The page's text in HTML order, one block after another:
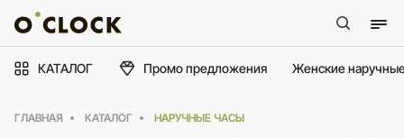
КАТАЛОГ Промо предложения Женские
ГЛАВНАЯ КАТАЛОГ НАРУЧНЫЕ ЧАСЫ